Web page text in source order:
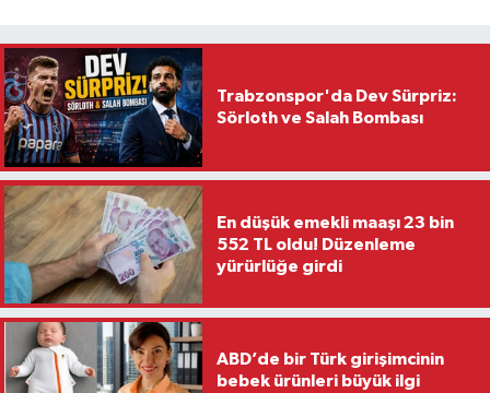
Trabzonspor'da Dev Sürpriz:
Sörloth ve Salah Bombası
En düşük emekli maaşı 23 bin
552 TL oldu! Düzenleme
yürürlüğe girdi
ABD’de bir Türk girişimcinin
bebek ürünleri büyük ilgi